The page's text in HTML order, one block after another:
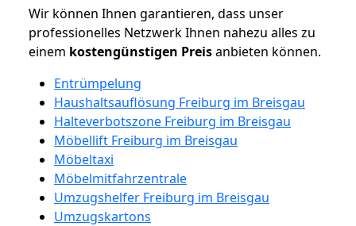
Wir können Ihnen garantieren, dass unser
professionelles Netzwerk Ihnen nahezu alles zu
einem kostengünstigen Preisanbieten können.
Entrümpelung
Haushaltsauflösung Freiburg im Breisgau
Halteverbotszone Freiburg im Breisgau
Möbellift Freiburg im Breisgau
Möbeltaxi
Möbelmitfahrzentrale
Umzugshelfer Freiburg im Breisgau
Umzugskartons